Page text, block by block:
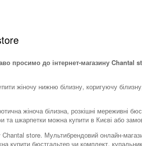
просимо до інтернет-магазину Chantal
жіночу нижню білизну, коригуючу
жіноча білизна, розкішні мереживні
та шкарпетки можна купити в Києві або
Chantal store. Мультибрендовий онлайн-
купити бюстгальтер чи комплект,